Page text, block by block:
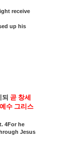
receive
up his
곧 창세
수 그리스
4For he
Jesus